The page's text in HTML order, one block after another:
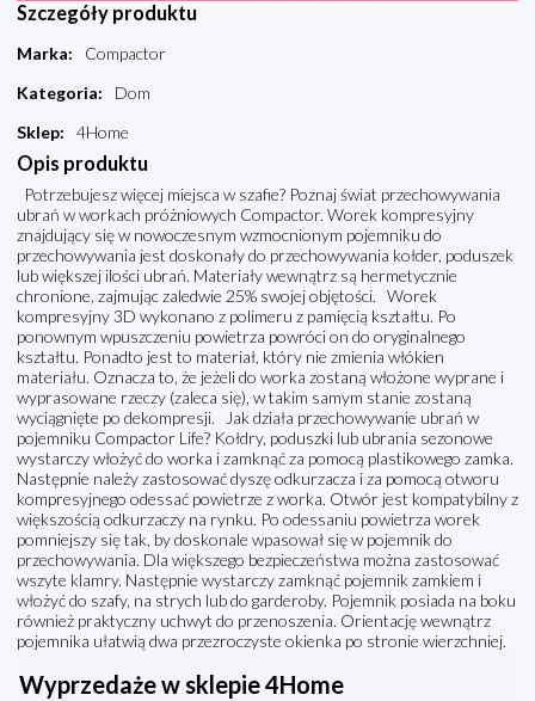
Szczegóły produktu
Marka:
Compactor
Kategoria:
Dom
Sklep: 4Home
Opis produktu
Potrzebujesz więcej miejsca w szafie? Poznaj świat przechowywania
ubrań w workach próżniowych Compactor. Worek kompresyjny
znajdujący się w nowoczesnym wzmocnionym pojemniku do
przechowywania jest doskonały do przechowywania kołder, poduszek
lub większej ilości ubrań. Materiały wewnątrz są hermetycznie
chronione, zajmując zaledwie 25% swojej objętości. Worek
kompresyjny 3D wykonano z polimeru z pamięcią kształtu. Po
ponownym wpuszczeniu powietrza powróci on do oryginalnego
kształtu. Ponadto jest to materiał, który nie zmienia włókien
materiału. Oznacza to, że jeżeli do worka zostaną włożone wyprane i
wyprasowane rzeczy (zaleca się), w takim samym stanie zostaną
wyciągnięte po dekompresji. Jak działa przechowywanie ubrań w
pojemniku Compactor Life? Kołdry, poduszki lub ubrania sezonowe
wystarczy włożyć do worka i zamknąć za pomocą plastikowego zamka.
Następnie należy zastosować dyszę odkurzacza i za pomocą otworu
kompresyjnego odessać powietrze z worka. Otwór jest kompatybilny z
większością odkurzaczy na rynku. Po odessaniu powietrza worek
pomniejszy się tak, by doskonale wpasował się w pojemnik do
przechowywania. Dla większego bezpieczeństwa można zastosować
wszyte klamry. Następnie wystarczy zamknąć pojemnik zamkiem i
włożyć do szafy, na strych lub do garderoby. Pojemnik posiada na boku
również praktyczny uchwyt do przenoszenia. Orientację wewnątrz
pojemnika ułatwią dwa przezroczyste okienka po stronie wierzchniej.
Wyprzedaże w sklepie 4Home